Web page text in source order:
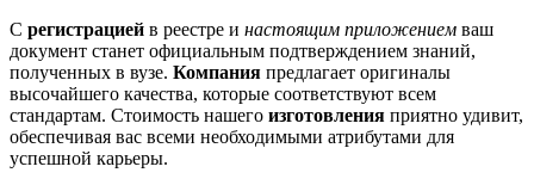
С регистрацией в реестре и настоящим приложением ваш
документ станет официальным подтверждением знаний,
полученных в вузе. Компания предлагает оригиналы
высочайшего качества, которые соответствуют всем
стандартам. Стоимость нашего изготовления приятно удивит,
обеспечивая вас всеми необходимыми атрибутами для
успешной карьеры.